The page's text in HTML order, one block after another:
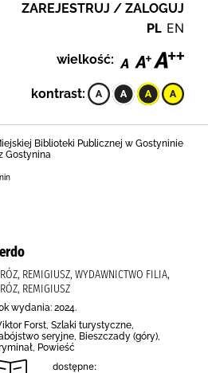
ZAREJESTRUJ / ZALOGUJ
PL EN
wielkość:
kontrast:
Biblioteki Publicznej w Gostyninie
Gostynina
REMIGIUSZ, WYDAWNICTWO FILIA,
REMIGIUSZ
wydania: 2024.
Forst, Szlaki turystyczne,
seryjne, Bieszczady (góry),
Powieść
dostępne: